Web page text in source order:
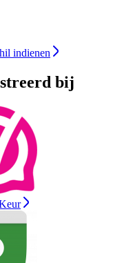
indienen
bij